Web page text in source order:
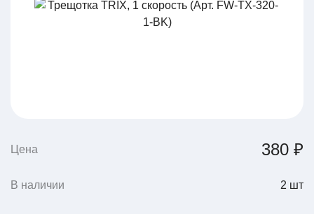
Цена 380 ₽
В наличии 2 шт